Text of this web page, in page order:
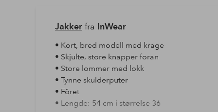
Jakkerfra InWear
• Kort, bred modell med krage
• Skjulte, store knapper foran
• Store lommer med lokk
• Tynne skulderputer
• Fôret
• Lengde: 54 cm i størrelse 36